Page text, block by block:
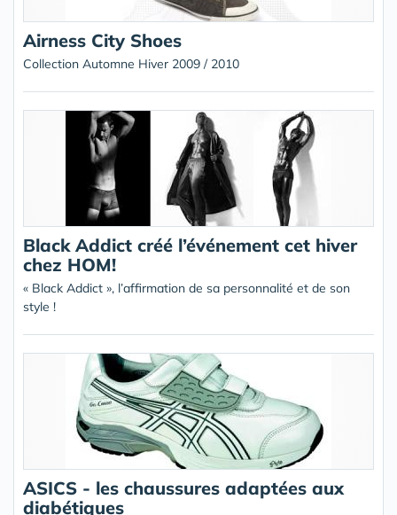
Airness City Shoes
Collection Automne Hiver 2009 / 2010
Black Addict créé l’événement cet hiver
chez HOM!
« Black Addict », l’affirmation de sa personnalité et de son
style !
ASICS - les chaussures adaptées aux
diabétiques